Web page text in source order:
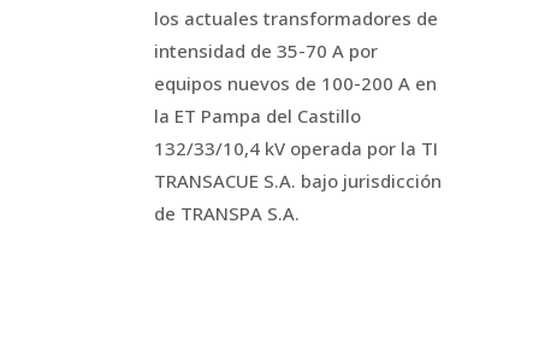
los actuales transformadores de
intensidad de 35-70 A por
equipos nuevos de 100-200 A en
la ET Pampa del Castillo
132/33/10,4 kV operada por la TI
TRANSACUE S.A. bajo jurisdicción
de TRANSPA S.A.